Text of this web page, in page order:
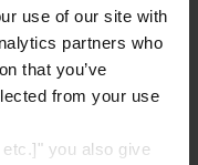
use of our site with
partners who
that you’ve
from your use
you also give
KS2F91006000